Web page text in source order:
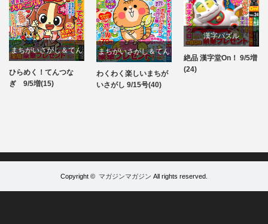
まちがいさがし＆てん
つなぎ
パズル
ひらめく！てんつな
ぎ 9/5増(15)
まちがいさがし＆てん
つなぎ
パズル
わくわく楽しいまちが
いさがし 9/15号(40)
漢字パズル
パズル
絶品 漢字堂On！ 9/5増
(24)
Copyright © マガジンマガジン All rights reserved.